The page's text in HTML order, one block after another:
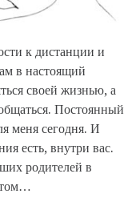
к дистанции и
в настоящий
своей жизнью, а
Постоянный
меня сегодня. И
есть, внутри вас.
родителей в